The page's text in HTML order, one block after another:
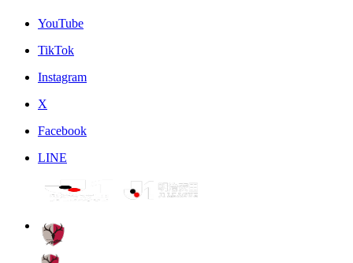
YouTube
TikTok
Instagram
X
Facebook
LINE